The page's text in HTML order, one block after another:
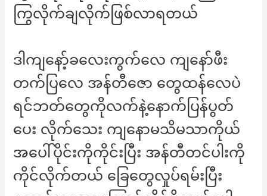
ကြွလိုက်ချလိုက်ဖြစ်လာရတယ်
ဒါကျနော့်ခလေးကွက်လေ ကျနော်ဖီး
တက်ပြလေ အန်တီဇော တွေထန်လေပဲ
ရင်ဘတ်တွေကိုလက်နဲ့နောက်ပြန်ပွတ်
ပေး လိုက်သေး ကျနောမသိမသာကိုယ်
အပေါ်ပိုင်းကိုကိုင်းပြီး အန်တီတင်ပါးကို
ကိုင်လိုက်တယ် ခြေတွေလှုပ်ရမ်းပြီး